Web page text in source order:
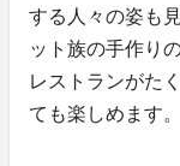
する人々の姿も
ット族の手作り
レストランがた
ても楽しめます。